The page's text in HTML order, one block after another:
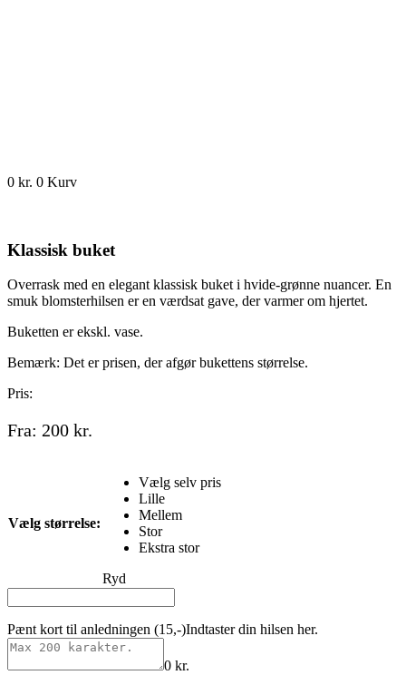
0 kr. 0 Kurv
Klassisk buket
Overrask med en elegant klassisk buket i hvide-grønne nuancer. En
smuk blomsterhilsen er en værdsat gave, der varmer om hjertet.
Buketten er ekskl. vase.
Bemærk: Det er prisen, der afgør bukettens størrelse.
Pris:
Fra: 200 kr.
Vælg størrelse:
Vælg selv pris
Lille
Mellem
Stor
Ekstra stor
Ryd
Pænt kort til anledningen (15,-)Indtaster din hilsen her.
0 kr.